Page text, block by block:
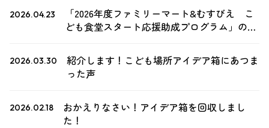
2026.04.23
「2026年度ファミリーマート&むすびえ こ
ども食堂スタート応援助成プログラム」の募
2026.03.30
紹介します！こども場所アイデア箱にあつま
った声
2026.02.18
おかえりなさい！アイデア箱を回収しまし
た！